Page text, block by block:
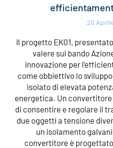
20
Il progetto EK01,
valere sul bando
innovazione per
come obbiettivo lo
isolato di elevata
energetica. Un
di consentire e regolare il
due oggetti a tensione
un isolamento
convertitore è